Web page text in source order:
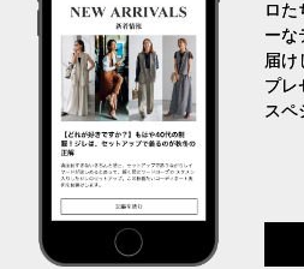
ロた
ーな
届け
プレ
スペ